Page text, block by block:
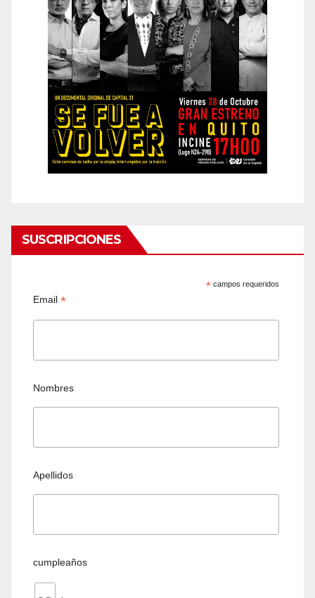
SUSCRIPCIONES
* campos requeridos
Email*
Nombres
Apellidos
cumpleaños